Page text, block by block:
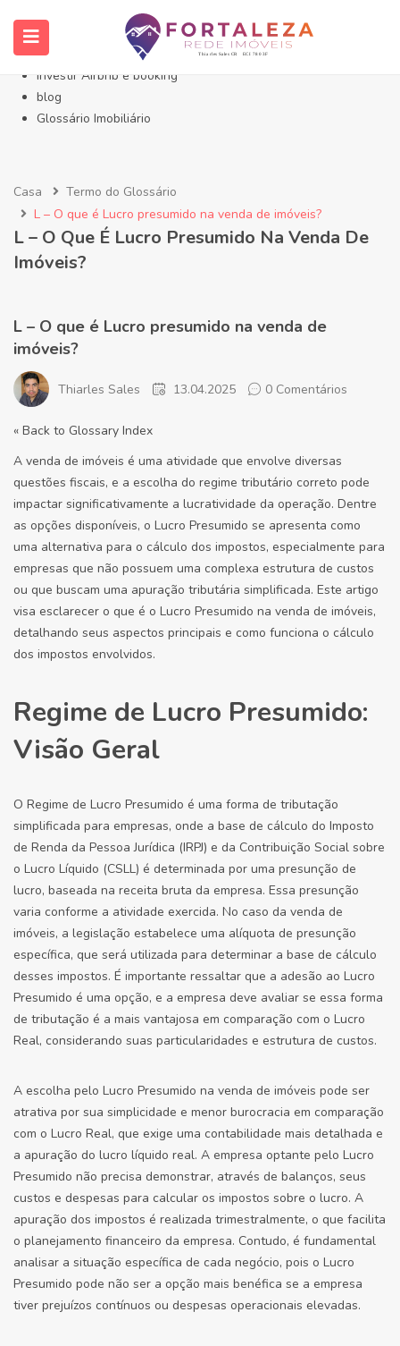
Início- Imóveis Fortaleza Eusébio
Imóveis em Fortaleza
Imóveis no Eusébio
Investir Airbnb e booking
blog
Glossário Imobiliário
Casa
Termo do Glossário
L – O que é Lucro presumido na venda de imóveis?
L – O Que É Lucro Presumido Na Venda De
Imóveis?
L – O que é Lucro presumido na venda de
imóveis?
Thiarles Sales 13.04.2025 0 Comentários
« Back to Glossary Index
A venda de imóveis é uma atividade que envolve diversas
questões fiscais, e a escolha do regime tributário correto pode
impactar significativamente a lucratividade da operação. Dentre
as opções disponíveis, o Lucro Presumido se apresenta como
uma alternativa para o cálculo dos impostos, especialmente para
empresas que não possuem uma complexa estrutura de custos
ou que buscam uma apuração tributária simplificada. Este artigo
visa esclarecer o que é o Lucro Presumido na venda de imóveis,
detalhando seus aspectos principais e como funciona o cálculo
dos impostos envolvidos.
Regime de Lucro Presumido:
Visão Geral
O Regime de Lucro Presumido é uma forma de tributação
simplificada para empresas, onde a base de cálculo do Imposto
de Renda da Pessoa Jurídica (IRPJ) e da Contribuição Social sobre
o Lucro Líquido (CSLL) é determinada por uma presunção de
lucro, baseada na receita bruta da empresa. Essa presunção
varia conforme a atividade exercida. No caso da venda de
imóveis, a legislação estabelece uma alíquota de presunção
específica, que será utilizada para determinar a base de cálculo
desses impostos. É importante ressaltar que a adesão ao Lucro
Presumido é uma opção, e a empresa deve avaliar se essa forma
de tributação é a mais vantajosa em comparação com o Lucro
Real, considerando suas particularidades e estrutura de custos.
A escolha pelo Lucro Presumido na venda de imóveis pode ser
atrativa por sua simplicidade e menor burocracia em comparação
com o Lucro Real, que exige uma contabilidade mais detalhada e
a apuração do lucro líquido real. A empresa optante pelo Lucro
Presumido não precisa demonstrar, através de balanços, seus
custos e despesas para calcular os impostos sobre o lucro. A
apuração dos impostos é realizada trimestralmente, o que facilita
o planejamento financeiro da empresa. Contudo, é fundamental
analisar a situação específica de cada negócio, pois o Lucro
Presumido pode não ser a opção mais benéfica se a empresa
tiver prejuízos contínuos ou despesas operacionais elevadas.